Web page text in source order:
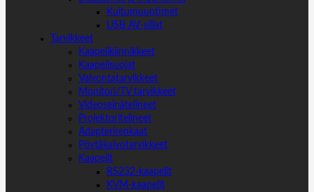
Kuitumuuntimet
USB AV-sillat
Tarvikkeet
Kaapelikiinnikkeet
Kaapelisuojat
Valvontatarvikkeet
Monitori/TV tarvikkeet
Videoseinätelineet
Projektoritelineet
Adapterirenkaat
Pöytäkaivotarvikkeet
Kaapelit
RS232-kaapelit
KVM-kaapelit